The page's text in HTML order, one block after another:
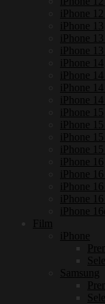
iPhone
iPhone 13
iPhone
iPhone
iPhone 14
iPhone
iPhone
iPhone
iPhone 15
iPhone
iPhone
iPhone
iPhone 16
iPhone
iPhone
iPhone
iPhone
Film
iPhone
Samsung